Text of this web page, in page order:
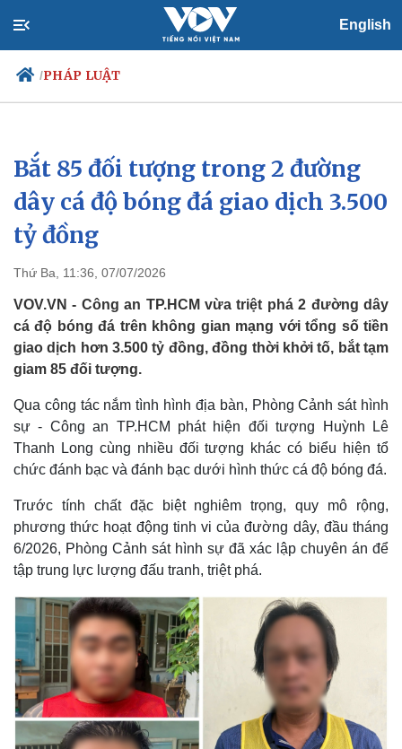
English
/PHÁP LUẬT
Chính trị
Đảng
Tổ chức nhân sự
Quốc hội
Nhận diện sự thật
Xã hội
Tin 24h
Dự báo thời tiết
Bắt 85 đối tượng trong 2 đường
dây cá độ bóng đá giao dịch 3.500
tỷ đồng
Thứ Ba, 11:36, 07/07/2026
VOV.VN - Công an TP.HCM vừa triệt phá 2 đường dây
cá độ bóng đá trên không gian mạng với tổng số tiền
giao dịch hơn 3.500 tỷ đồng, đồng thời khởi tố, bắt tạm
giam 85 đối tượng.
Qua công tác nắm tình hình địa bàn, Phòng Cảnh sát hình
sự - Công an TP.HCM phát hiện đối tượng Huỳnh Lê
Thanh Long cùng nhiều đối tượng khác có biểu hiện tổ
chức đánh bạc và đánh bạc dưới hình thức cá độ bóng đá.
Trước tính chất đặc biệt nghiêm trọng, quy mô rộng,
phương thức hoạt động tinh vi của đường dây, đầu tháng
6/2026, Phòng Cảnh sát hình sự đã xác lập chuyên án để
tập trung lực lượng đấu tranh, triệt phá.